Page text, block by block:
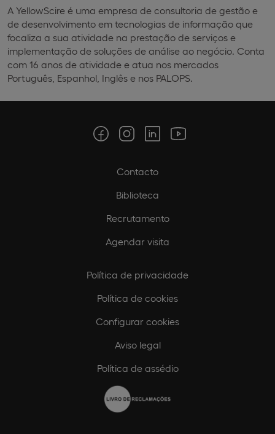
A YellowScire é uma empresa de consultoria de gestão e
de desenvolvimento em tecnologias de informação que
focaliza a sua atividade na prestação de serviços e
implementação de soluções de análise ao negócio. Conta
com 16 anos de atividade e atua nos mercados
Português, Espanhol, Inglês e nos PALOPS.
Contacto
Biblioteca
Recrutamento
Agendar visita
Política de privacidade
Política de cookies
Configurar cookies
Aviso legal
Política de assédio